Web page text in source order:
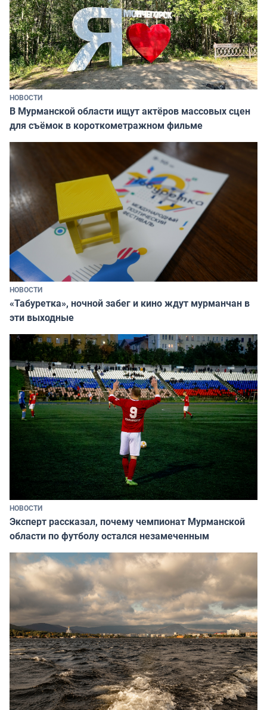
НОВОСТИ
В Мурманской области ищут актёров массовых сцен
для съёмок в короткометражном фильме
НОВОСТИ
«Табуретка», ночной забег и кино ждут мурманчан в
эти выходные
НОВОСТИ
Эксперт рассказал, почему чемпионат Мурманской
области по футболу остался незамеченным